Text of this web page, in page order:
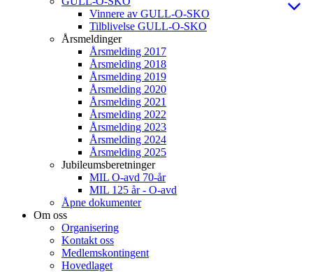
Vinnere av GULL-O-SKO
Tilblivelse GULL-O-SKO
Årsmeldinger
Årsmelding 2017
Årsmelding 2018
Årsmelding 2019
Årsmelding 2020
Årsmelding 2021
Årsmelding 2022
Årsmelding 2023
Årsmelding 2024
Årsmelding 2025
Jubileumsberetninger
MIL O-avd 70-år
MIL 125 år - O-avd
Åpne dokumenter
Om oss
Organisering
Kontakt oss
Medlemskontingent
Hovedlaget